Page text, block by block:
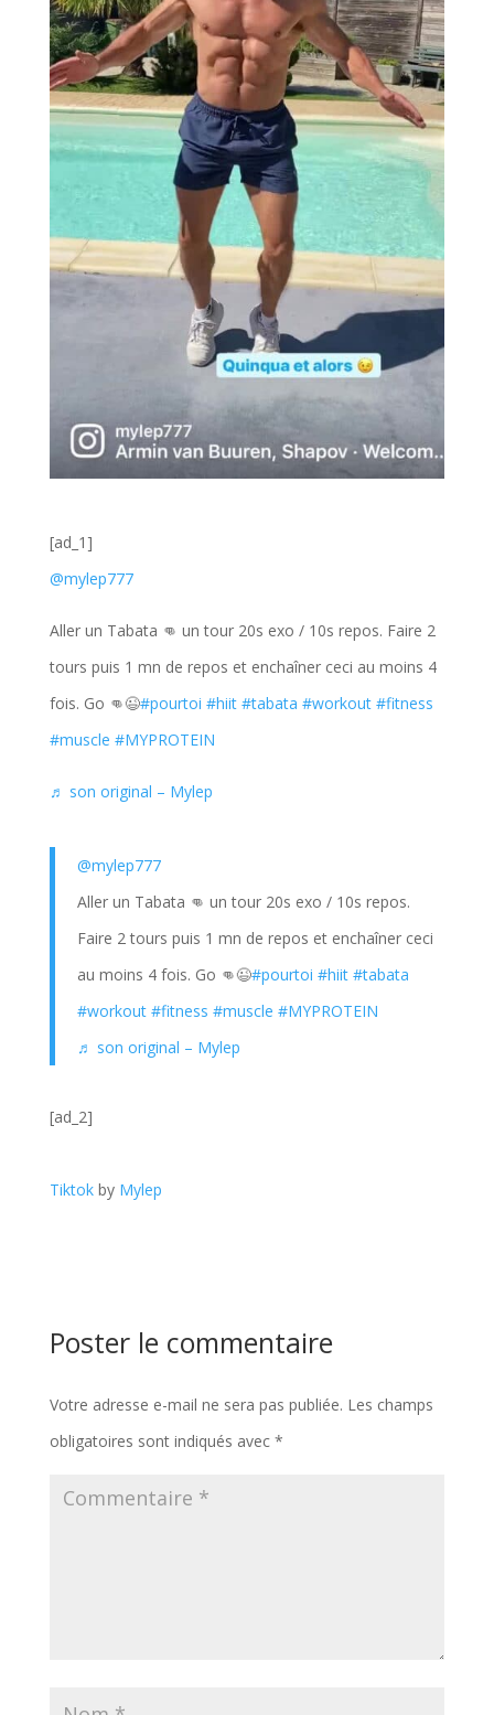
[ad_1]
@mylep777
Aller un Tabata 👊 un tour 20s exo / 10s repos. Faire 2
tours puis 1 mn de repos et enchaîner ceci au moins 4
fois. Go 👊😉#pourtoi #hiit #tabata #workout #fitness
#muscle #MYPROTEIN
♬ son original – Mylep
@mylep777
Aller un Tabata 👊 un tour 20s exo / 10s repos.
Faire 2 tours puis 1 mn de repos et enchaîner ceci
au moins 4 fois. Go 👊😉#pourtoi #hiit #tabata
#workout #fitness #muscle #MYPROTEIN
♬ son original – Mylep
[ad_2]
Tiktok by Mylep
Poster le commentaire
Votre adresse e-mail ne sera pas publiée. Les champs
obligatoires sont indiqués avec *